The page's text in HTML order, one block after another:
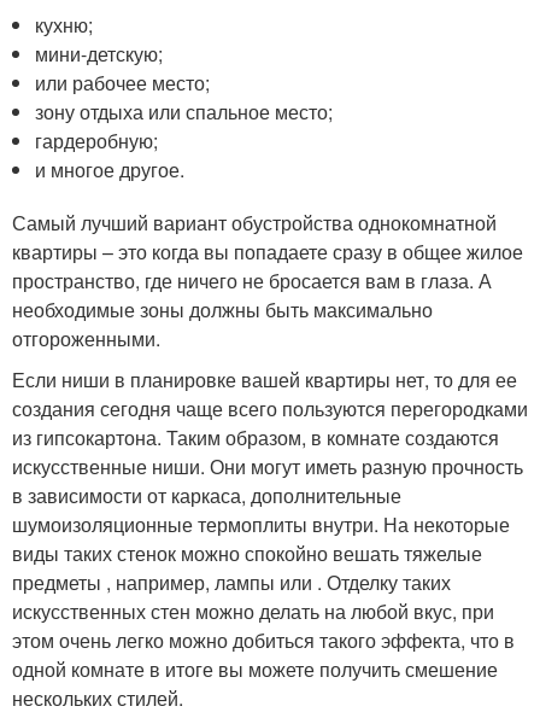
кухню;
мини-детскую;
или рабочее место;
зону отдыха или спальное место;
гардеробную;
и многое другое.
Самый лучший вариант обустройства однокомнатной
квартиры – это когда вы попадаете сразу в общее жилое
пространство, где ничего не бросается вам в глаза. А
необходимые зоны должны быть максимально
отгороженными.
Если ниши в планировке вашей квартиры нет, то для ее
создания сегодня чаще всего пользуются перегородками
из гипсокартона. Таким образом, в комнате создаются
искусственные ниши. Они могут иметь разную прочность
в зависимости от каркаса, дополнительные
шумоизоляционные термоплиты внутри. На некоторые
виды таких стенок можно спокойно вешать тяжелые
предметы , например, лампы или . Отделку таких
искусственных стен можно делать на любой вкус, при
этом очень легко можно добиться такого эффекта, что в
одной комнате в итоге вы можете получить смешение
нескольких стилей.